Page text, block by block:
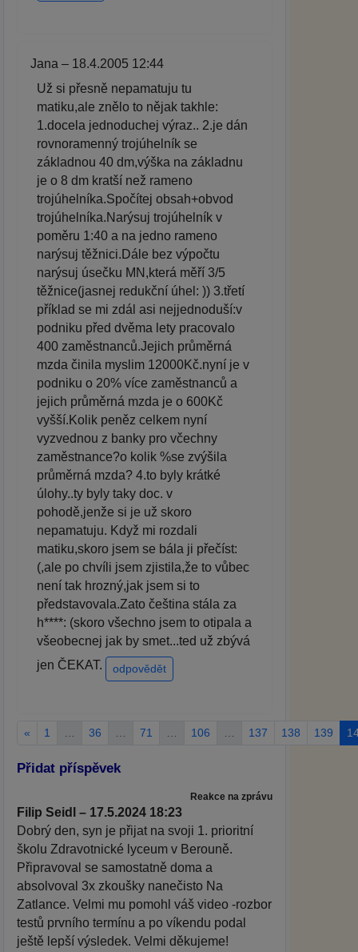
Jana – 18.4.2005 12:44
Už si přesně nepamatuju tu
matiku,ale znělo to nějak takhle:
1.docela jednoduchej výraz.. 2.je dán
rovnoramenný trojúhelník se
základnou 40 dm,výška na základnu
je o 8 dm kratší než rameno
trojúhelníka.Spočítej obsah+obvod
trojúhelníka.Narýsuj trojúhelník v
poměru 1:40 a na jedno rameno
narýsuj těžnici.Dále bez výpočtu
narýsuj úsečku MN,která měří 3/5
těžnice(jasnej redukční úhel: )) 3.třetí
příklad se mi zdál asi nejjednoduší:v
podniku před dvěma lety pracovalo
400 zaměstnanců.Jejich průměrná
mzda činila myslim 12000Kč.nyní je v
podniku o 20% více zaměstnanců a
jejich průměrná mzda je o 600Kč
vyšší.Kolik peněz celkem nyní
vyzvednou z banky pro včechny
zaměstnance?o kolik %se zvýšila
průměrná mzda? 4.to byly krátké
úlohy..ty byly taky doc. v
pohodě,jenže si je už skoro
nepamatuju. Když mi rozdali
matiku,skoro jsem se bála ji přečíst:
(,ale po chvíli jsem zjistila,že to vůbec
není tak hrozný,jak jsem si to
představovala.Zato čeština stála za
h****: (skoro všechno jsem to otipala a
všeobecnej jak by smet...ted už zbývá
jen ČEKAT.
odpovědět
« 1 36 71 106 137 138 139
Přidat příspěvek
Reakce na zprávu
Filip Seidl – 17.5.2024 18:23
Dobrý den, syn je přijat na svoji 1. prioritní
školu Zdravotnické lyceum v Berouně.
Připravoval se samostatně doma a
absolvoval 3x zkoušky nanečisto Na
Zatlance. Velmi mu pomohl váš video -rozbor
testů prvního termínu a po víkendu podal
ještě lepší výsledek. Velmi děkujeme!